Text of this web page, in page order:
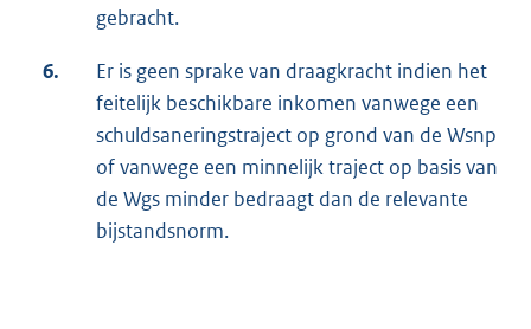
gebracht.
6.
Er is geen sprake van draagkracht indien het
feitelijk beschikbare inkomen vanwege een
schuldsaneringstraject op grond van de Wsnp
of vanwege een minnelijk traject op basis van
de Wgs minder bedraagt dan de relevante
bijstandsnorm.